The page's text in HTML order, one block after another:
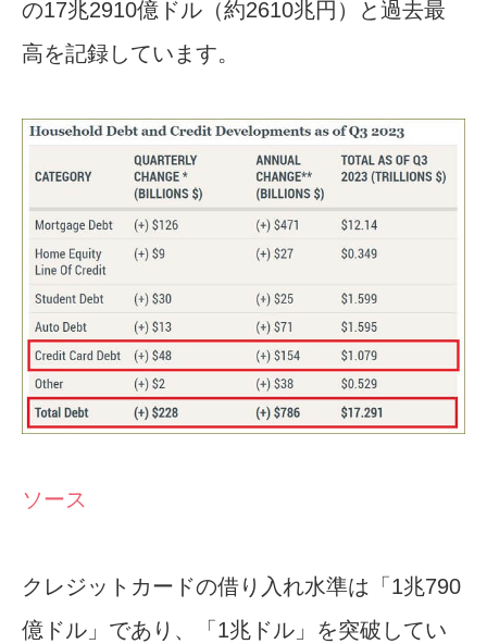
の17兆2910億ドル（約2610兆円）と過去最
高を記録しています。
ソース
クレジットカードの借り入れ水準は「1兆790
億ドル」であり、「1兆ドル」を突破してい